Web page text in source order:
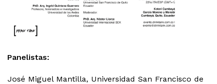
Panelistas:
José Miguel Mantilla, Universidad San Francisco de